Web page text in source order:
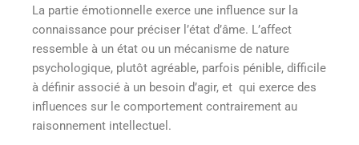
La partie émotionnelle exerce une influence sur la
connaissance pour préciser l’état d’âme. L’affect
ressemble à un état ou un mécanisme de nature
psychologique, plutôt agréable, parfois pénible, difficile
à définir associé à un besoin d’agir, et qui exerce des
influences sur le comportement contrairement au
raisonnement intellectuel.